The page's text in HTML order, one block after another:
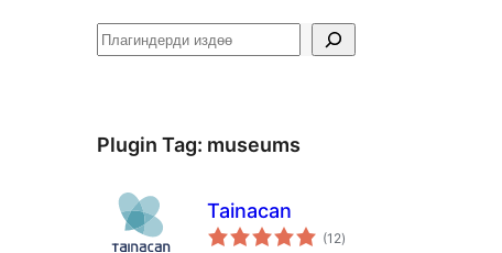
Издөө
Plugin Tag: museums
Tainacan
(12total
ratings
)